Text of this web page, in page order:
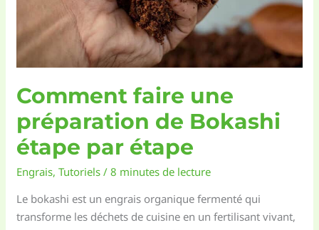
Comment faire une
préparation de Bokashi
étape par étape
Engrais,Tutoriels /8 minutes de lecture
Le bokashi est un engrais organique fermenté qui
transforme les déchets de cuisine en un fertilisant vivant,